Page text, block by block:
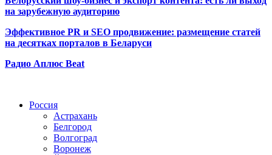
на зарубежную аудиторию
Эффективное PR и SEO продвижение: размещение статей
на десятках порталов в Беларуси
Радио Аплюс Beat
Россия
Астрахань
Белгород
Волгоград
Воронеж